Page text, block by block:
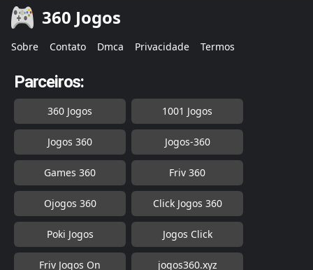
360 Jogos
Sobre Contato Dmca Privacidade Termos
Parceiros:
360 Jogos 1001 Jogos
Jogos 360 Jogos-360
Games 360 Friv 360
Ojogos 360 Click Jogos 360
Poki Jogos Jogos Click
Friv Jogos On jogos360.xyz